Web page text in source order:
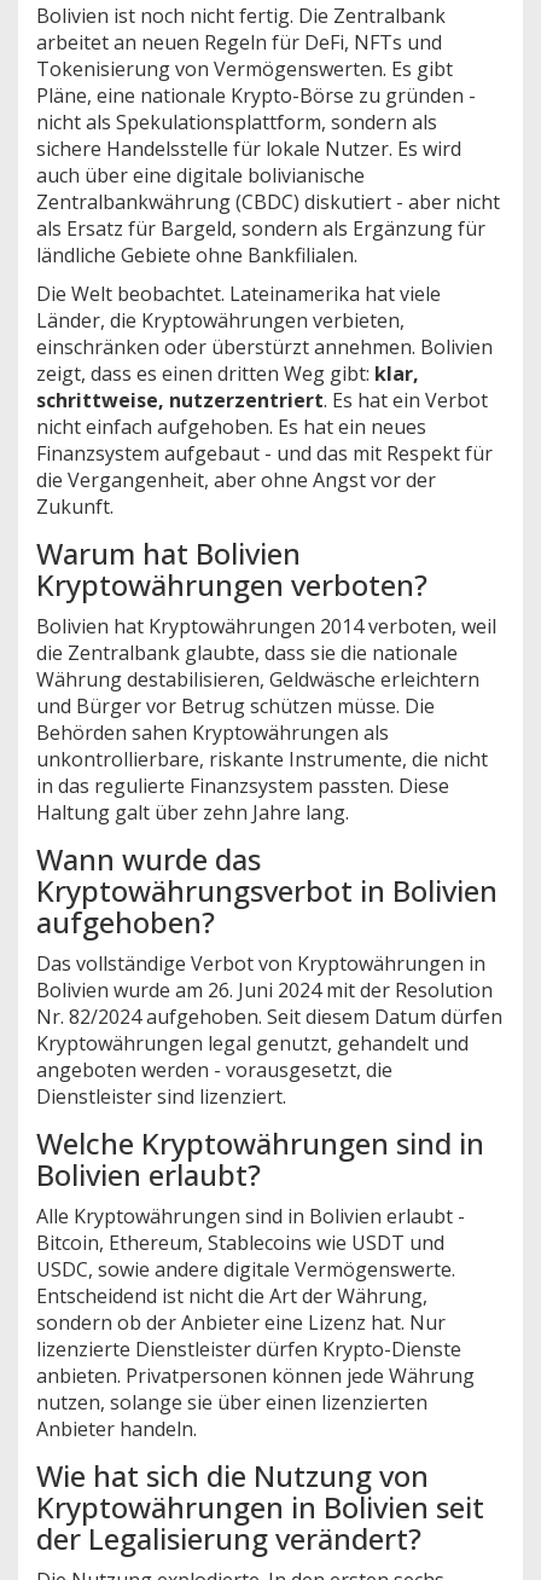
Bolivien ist noch nicht fertig. Die Zentralbank
arbeitet an neuen Regeln für DeFi, NFTs und
Tokenisierung von Vermögenswerten. Es gibt
Pläne, eine nationale Krypto-Börse zu gründen -
nicht als Spekulationsplattform, sondern als
sichere Handelsstelle für lokale Nutzer. Es wird
auch über eine digitale bolivianische
Zentralbankwährung (CBDC) diskutiert - aber nicht
als Ersatz für Bargeld, sondern als Ergänzung für
ländliche Gebiete ohne Bankfilialen.
Die Welt beobachtet. Lateinamerika hat viele
Länder, die Kryptowährungen verbieten,
einschränken oder überstürzt annehmen. Bolivien
zeigt, dass es einen dritten Weg gibt: klar,
schrittweise, nutzerzentriert. Es hat ein Verbot
nicht einfach aufgehoben. Es hat ein neues
Finanzsystem aufgebaut - und das mit Respekt für
die Vergangenheit, aber ohne Angst vor der
Zukunft.
Warum hat Bolivien
Kryptowährungen verboten?
Bolivien hat Kryptowährungen 2014 verboten, weil
die Zentralbank glaubte, dass sie die nationale
Währung destabilisieren, Geldwäsche erleichtern
und Bürger vor Betrug schützen müsse. Die
Behörden sahen Kryptowährungen als
unkontrollierbare, riskante Instrumente, die nicht
in das regulierte Finanzsystem passten. Diese
Haltung galt über zehn Jahre lang.
Wann wurde das
Kryptowährungsverbot in Bolivien
aufgehoben?
Das vollständige Verbot von Kryptowährungen in
Bolivien wurde am 26. Juni 2024 mit der Resolution
Nr. 82/2024 aufgehoben. Seit diesem Datum dürfen
Kryptowährungen legal genutzt, gehandelt und
angeboten werden - vorausgesetzt, die
Dienstleister sind lizenziert.
Welche Kryptowährungen sind in
Bolivien erlaubt?
Alle Kryptowährungen sind in Bolivien erlaubt -
Bitcoin, Ethereum, Stablecoins wie USDT und
USDC, sowie andere digitale Vermögenswerte.
Entscheidend ist nicht die Art der Währung,
sondern ob der Anbieter eine Lizenz hat. Nur
lizenzierte Dienstleister dürfen Krypto-Dienste
anbieten. Privatpersonen können jede Währung
nutzen, solange sie über einen lizenzierten
Anbieter handeln.
Wie hat sich die Nutzung von
Kryptowährungen in Bolivien seit
der Legalisierung verändert?